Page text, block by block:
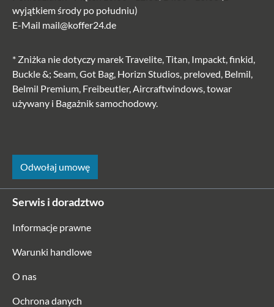
wyjątkiem środy po południu)
E-Mail mail@koffer24.de
* Zniżka nie dotyczy marek Travelite, Titan, Impackt, finkid,
Buckle &; Seam, Got Bag, Horizn Studios, preloved, Belmil,
Belmil Premium, Freibeutler, Aircraftwindows, towar
używany i Bagażnik samochodowy.
Odwołaj umowę
Serwis i doradztwo
Informacje prawne
Warunki handlowe
O nas
Ochrona danych